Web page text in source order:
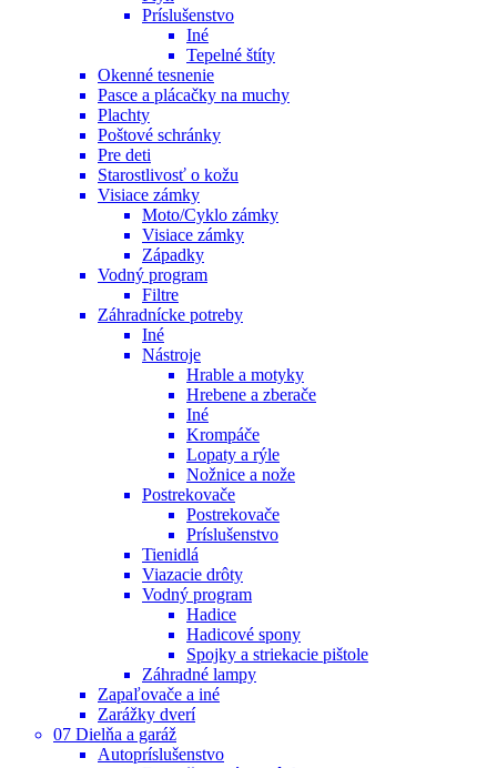
Príslušenstvo
Iné
Tepelné štíty
Okenné tesnenie
Pasce a plácačky na muchy
Plachty
Poštové schránky
Pre deti
Starostlivosť o kožu
Visiace zámky
Moto/Cyklo zámky
Visiace zámky
Západky
Vodný program
Filtre
Záhradnícke potreby
Iné
Nástroje
Hrable a motyky
Hrebene a zberače
Iné
Krompáče
Lopaty a rýle
Nožnice a nože
Postrekovače
Postrekovače
Príslušenstvo
Tienidlá
Viazacie drôty
Vodný program
Hadice
Hadicové spony
Spojky a striekacie pištole
Záhradné lampy
Zapaľovače a iné
Zarážky dverí
07 Dielňa a garáž
Autopríslušenstvo